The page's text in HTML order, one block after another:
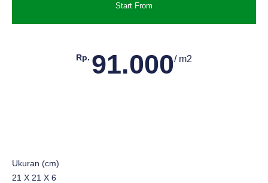
Start From
Rp. 91.000/ m2
Ukuran (cm)
21 X 21 X 6